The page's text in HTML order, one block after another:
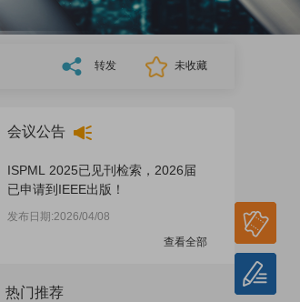
转发 未收藏
会议公告
ISPML 2025已见刊检索，2026届
已申请到IEEE出版！
发布日期:2026/04/08
查看全部
热门推荐
参会
报名
论文
投稿